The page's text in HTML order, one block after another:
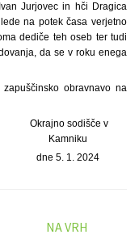
Jurjovec in hči Dragica
na potek časa verjetno
dediče teh oseb ter tudi
da se v roku enega
obravnavo na
Okrajno sodišče v
Kamniku
dne 5. 1. 2024
NA VRH